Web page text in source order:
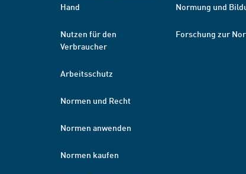
Hand
Nutzen für den
Verbraucher
Arbeitsschutz
Normen und Recht
Normen anwenden
Normen kaufen
Normung und
Forschung zur